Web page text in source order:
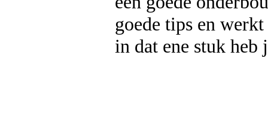
goede tips en
in dat ene stuk